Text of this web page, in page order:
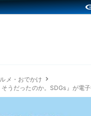
メ・おでかけ
うだったのか。SDGs』が電